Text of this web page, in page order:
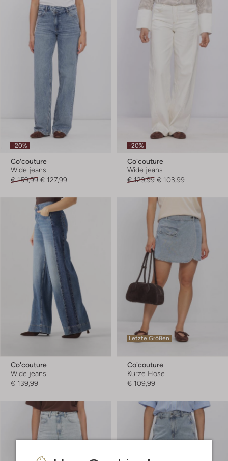
-20%
Co'couture
Wide jeans
€ 159,99 € 127,99
-20%
Co'couture
Wide jeans
€ 129,99 € 103,99
Co'couture
Wide jeans
€ 139,99
Letzte Größen
Co'couture
Kurze Hose
€ 109,99